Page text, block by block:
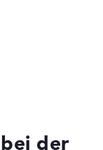
der